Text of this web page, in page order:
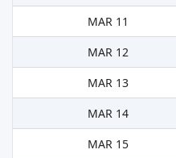
MAR 11
MAR 12
MAR 13
MAR 14
MAR 15